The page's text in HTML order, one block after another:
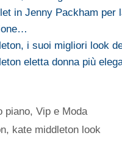
in Jenny Packham per
i suoi migliori look
eletta donna più
piano,Vip e Moda
, kate middleton look